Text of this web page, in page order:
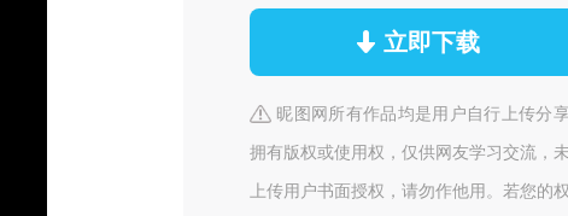
立即下载
昵图网所有作品均是用户自行上传分
拥有版权或使用权，仅供网友学习交流，
上传用户书面授权，请勿作他用。若您的